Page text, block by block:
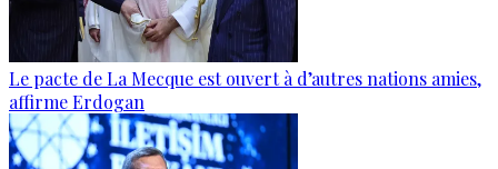
Le pacte de La Mecque est ouvert à d’autres nations amies,
affirme Erdogan